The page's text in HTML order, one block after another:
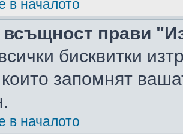
в началото
всъщност прави
бисквитки
запомнят
в началото